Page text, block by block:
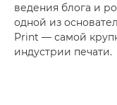
ведения блога и
одной из
Print — самой
индустрии печати.